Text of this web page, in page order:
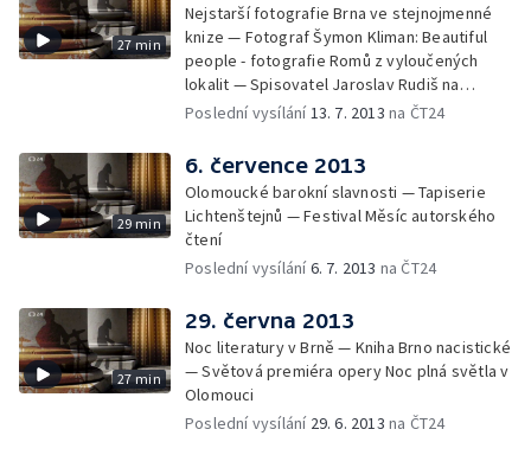
27 min
Nejstarší fotografie Brna ve stejnojmenné
knize — Fotograf Šymon Kliman: Beautiful
people - fotografie Romů z vyloučených
lokalit — Spisovatel Jaroslav Rudiš na
festivalu Měsíc autorského čtení
Poslední vysílání 13. 7. 2013 na ČT24
29 min
6. července 2013
Olomoucké barokní slavnosti — Tapiserie
Lichtenštejnů — Festival Měsíc autorského
čtení
Poslední vysílání6. 7. 2013 na ČT24
27 min
29. června 2013
Noc literatury v Brně — Kniha Brno nacistické
— Světová premiéra opery Noc plná světla v
Olomouci
Poslední vysílání 29. 6. 2013 na ČT24